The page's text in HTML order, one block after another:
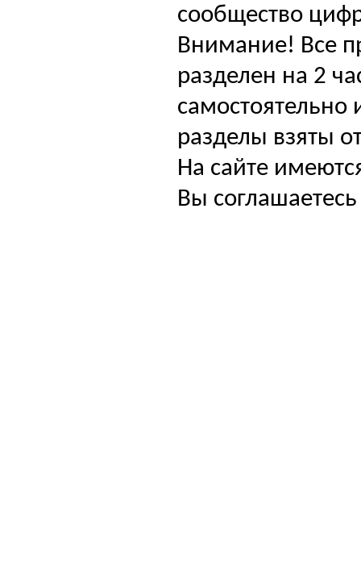
сообщество
Внимание! Все
разделен на 2
самостоятельно
разделы взяты
На сайте
Вы